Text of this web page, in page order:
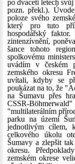
po dvaceti letech
pozn. překl.).
poloze svého
který pro tuto
hospodářský
zintenzívnění,
šance tohoto
spolkovému
uvádím v českém
zemského okresu
uvítali, kdyby se
poukázat na to, že
na Šumavu přes
CSSR-
"multilaterálním
parku na území
jednotlivým cílem,
celkového úkolu
Šumavy a zlepšit
okresu.
zemském okrese